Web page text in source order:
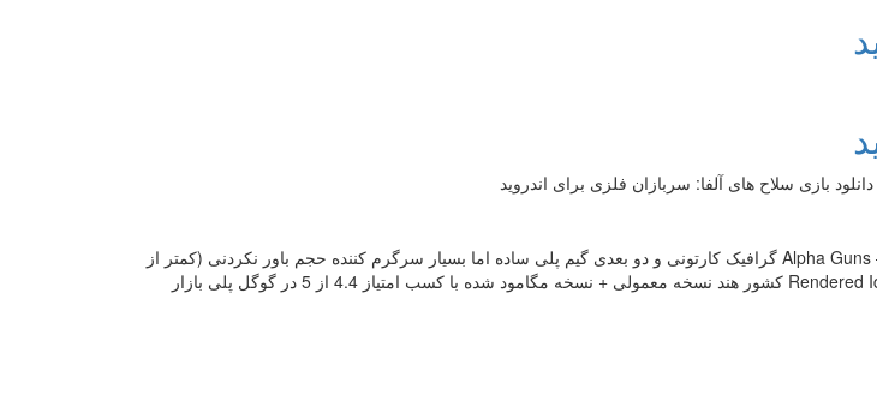
بازی سرگرم کننده Alpha Guns – Metal Soldiers گرافیک کارتونی و دو بعدی گیم پلی ساده اما بسیار سرگرم کننده حجم باور نکردنی (کمتر از
16 مگابایت) محصول استودیوی Rendered Ideas کشور هند نسخه معمولی + نسخه مگامود شده با کسب امتیاز 4.4 از 5 در گوگل پلی بازار